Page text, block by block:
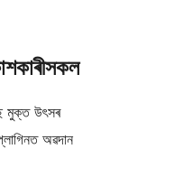
মুক্ত উৎসৰ
অৱদান